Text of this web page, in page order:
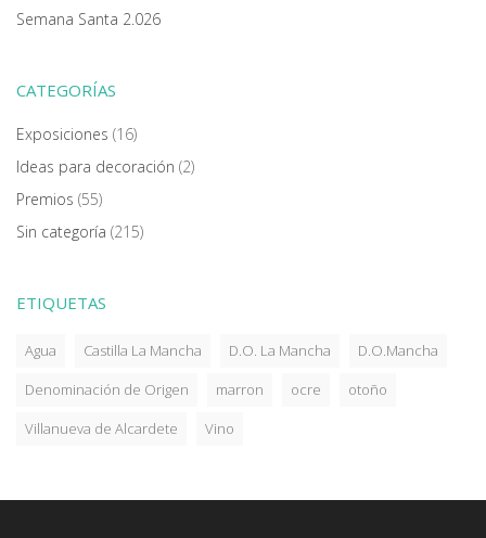
Semana Santa 2.026
CATEGORÍAS
Exposiciones (16)
Ideas para decoración (2)
Premios (55)
Sin categoría (215)
ETIQUETAS
Agua Castilla La Mancha D.O. La Mancha
D.O.Mancha
Denominación de Origen
marron ocre
otoño
Villanueva de Alcardete
Vino